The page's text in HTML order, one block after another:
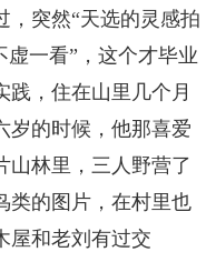
，突然“天选的灵感拍
虚一看”，这个才毕业
践，住在山里几个月
岁的时候，他那喜爱
山林里，三人野营了
类的图片，在村里也
屋和老刘有过交